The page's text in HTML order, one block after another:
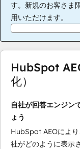
す。新規のお客さま
用いただけます。
HubSpot
化）
自社が回答エンジン
ょう
HubSpot AEOによ
社がどのように表示